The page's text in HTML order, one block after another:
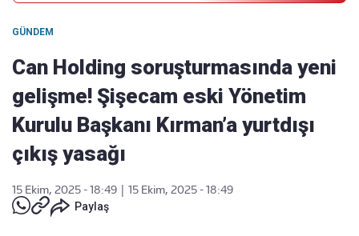
GÜNDEM
Can Holding soruşturmasında yeni
gelişme! Şişecam eski Yönetim
Kurulu Başkanı Kırman’a yurtdışı
çıkış yasağı
15 Ekim, 2025 - 18:49
15 Ekim, 2025 - 18:49
Paylaş